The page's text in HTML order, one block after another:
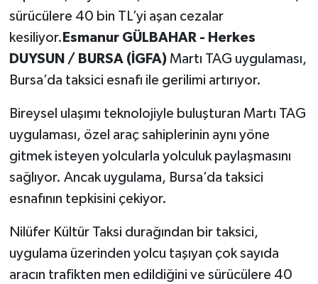
sürücülere 40 bin TL’yi aşan cezalar
kesiliyor. Esmanur GÜLBAHAR - Herkes
DUYSUN / BURSA (İGFA) Martı TAG uygulaması,
Bursa’da taksici esnafı ile gerilimi artırıyor.
Bireysel ulaşımı teknolojiyle buluşturan Martı TAG
uygulaması, özel araç sahiplerinin aynı yöne
gitmek isteyen yolcularla yolculuk paylaşmasını
sağlıyor. Ancak uygulama, Bursa’da taksici
esnafının tepkisini çekiyor.
Nilüfer Kültür Taksi durağından bir taksici,
uygulama üzerinden yolcu taşıyan çok sayıda
aracın trafikten men edildiğini ve sürücülere 40